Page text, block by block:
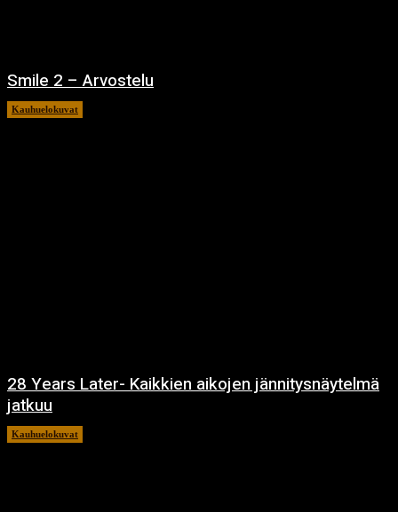
Smile 2 – Arvostelu
Kauhuelokuvat
28 Years Later- Kaikkien aikojen jännitysnäytelmä
jatkuu
Kauhuelokuvat